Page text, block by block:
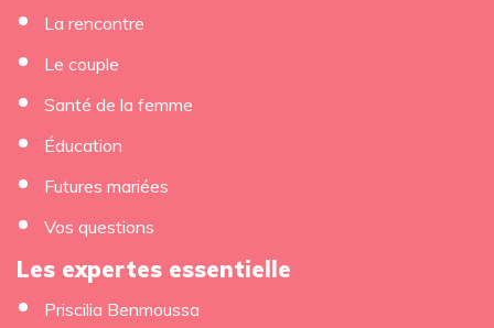
La rencontre
Le couple
Santé de la femme
Éducation
Futures mariées
Vos questions
Les expertes essentielle
Priscilia Benmoussa